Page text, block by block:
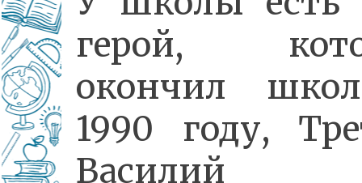
герой,
окончил
1990 году,
Василий